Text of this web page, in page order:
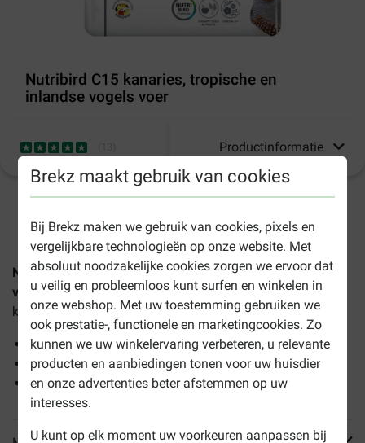
Brekz maakt gebruik van cookies
Bij Brekz maken we gebruik van cookies, pixels en
vergelijkbare technologieën op onze website. Met
absoluut noodzakelijke cookies zorgen we ervoor dat
u veilig en probleemloos kunt surfen en winkelen in
onze webshop. Met uw toestemming gebruiken we
ook prestatie-, functionele en marketingcookies. Zo
kunnen we uw winkelervaring verbeteren, u relevante
producten en aanbiedingen tonen voor uw huisdier
en onze advertenties beter afstemmen op uw
interesses.
U kunt op elk moment uw voorkeuren aanpassen bij
Nutribird C15 kanaries, tropische en
inlandse vogels voer
Productinformatie
Nutribird C15 kanaries, tropische en inlandse vogels
voer iseen volledigonderhoudsvoergeschikt voor
kanaries,exotenen Europese vogels.
Metgranen en verse vruchten
In pelletvorm; helpt tegen selectief eetgedrag
Geschikt voor kanaries enexotische vogels